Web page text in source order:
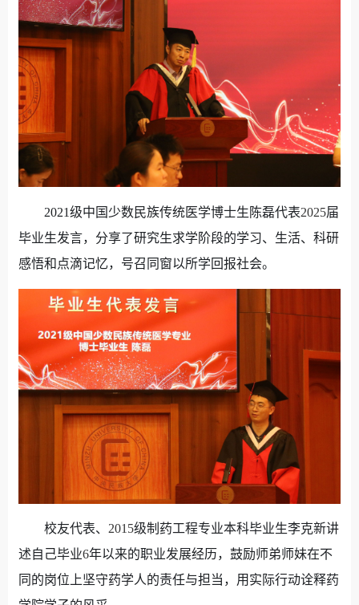
2021级中国少数民族传统医学博士生陈磊代表2025届
毕业生发言，分享了研究生求学阶段的学习、生活、科研
感悟和点滴记忆，号召同窗以所学回报社会。
校友代表、 2015级制药工程专业本科毕业生李克新讲
述自己毕业6年以来的职业发展经历，鼓励师弟师妹在不
同的岗位上坚守药学人的责任与担当，用实际行动诠释药